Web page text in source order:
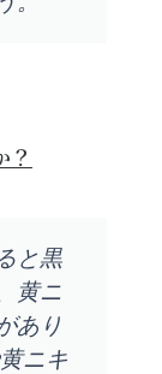
と黒
黄ニ
あり
ニキ